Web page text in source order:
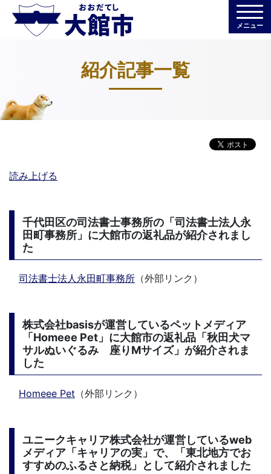
メニュー
紹介記事一覧
読み上げる
千代田区の司法書士事務所の「司法書士法人永
田町事務所」に大館市の返礼品が紹介されまし
た
司法書士法人永田町事務所 （外部リンク）
株式会社basisが運営しているペットメディア
「Homeee Pet」に大館市の返礼品「秋田犬マ
サルぬいぐるみ 座りMサイズ」が紹介されま
した
Homeee Pet （外部リンク）
ユニークキャリア株式会社が運営しているweb
メディア「キャリアの実」で、「東北地方でお
すすめのふるさと納税」として紹介されました